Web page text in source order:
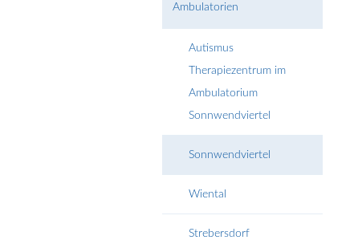
Ambulatorien
Autismus
Therapiezentrum im
Ambulatorium
Sonnwendviertel
Sonnwendviertel
Wiental
Strebersdorf